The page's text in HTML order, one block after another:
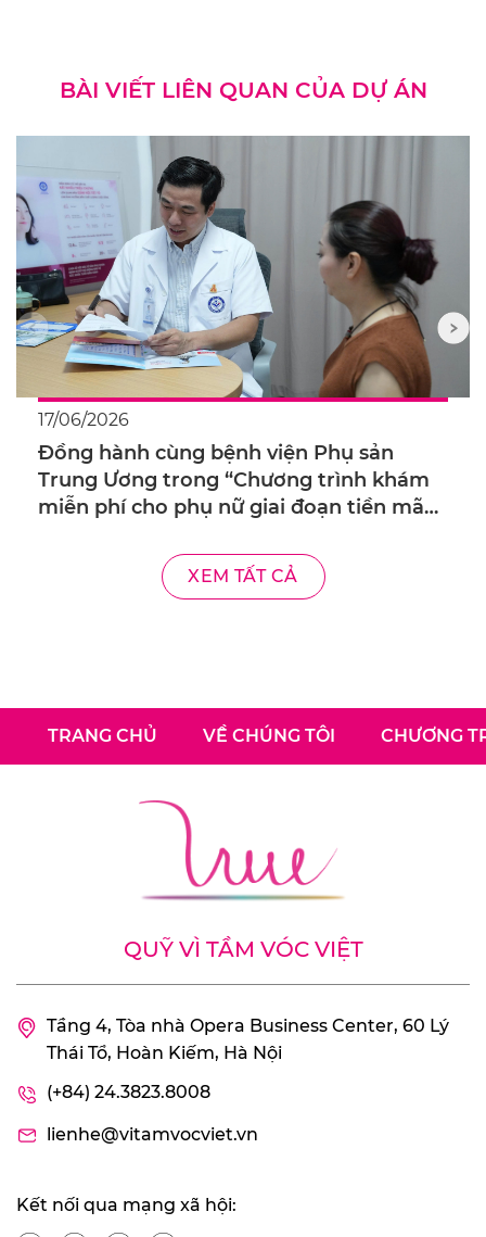
BÀI VIẾT LIÊN QUAN CỦA DỰ ÁN
17/06/2026
Đồng hành cùng bệnh viện Phụ sản
Trung Ương trong “Chương trình khám
miễn phí cho phụ nữ giai đoạn tiền mãn
XEM TẤT CẢ
TRANG CHỦ VỀ CHÚNG TÔI CHƯƠNG
QUỸ VÌ TẦM VÓC VIỆT
Tầng 4, Tòa nhà Opera Business Center, 60 Lý
Thái Tổ, Hoàn Kiếm, Hà Nội
(+84) 24.3823.8008
lienhe@vitamvocviet.vn
Kết nối qua mạng xã hội: